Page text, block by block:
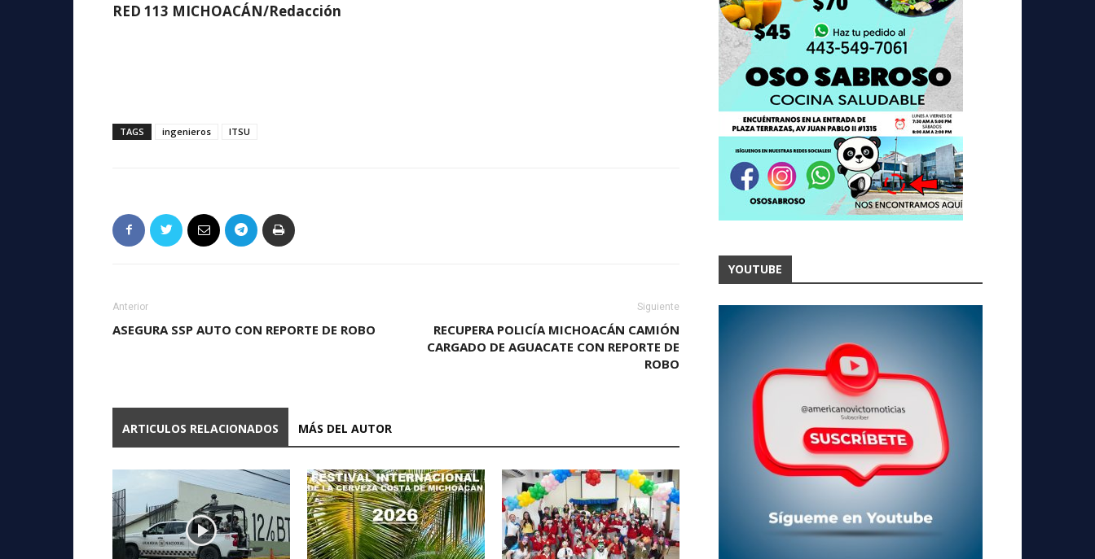
RED 113 MICHOACÁN/Redacción
TAGS ingenieros ITSU
Anterior
ASEGURA SSP AUTO CON REPORTE DE ROBO
Siguiente
RECUPERA POLICÍA MICHOACÁN CAMIÓN
CARGADO DE AGUACATE CON REPORTE DE
ROBO
ARTICULOS RELACIONADOS MÁS DEL AUTOR
YOUTUBE